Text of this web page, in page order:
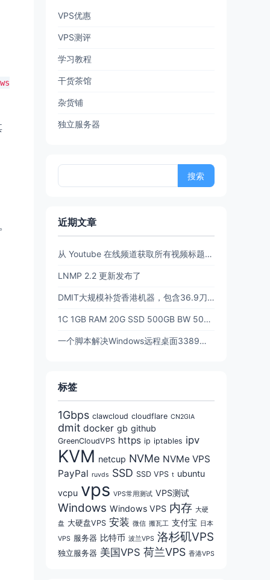
VPS优惠
VPS测评
学习教程
干货茶馆
杂货铺
独立服务器
近期文章
从 Youtube 在线频道获取所有视频标题和链接 (URL)【20260702亲测有效】
LNMP 2.2 更新发布了
DMIT大规模补货香港机器，包含36.9刀的t1年付香港！！
1C 1GB RAM 20G SSD 500GB BW 500Mbps 三网CN2GIA回程优化线路 $39.9/年 - DMIT
一个脚本解决Windows远程桌面3389端口更改，防止被扫描，提高安全性(含防火墙放行)
标签
1Gbps clawcloud cloudflare CN2GIA
dmit docker gb github
GreenCloudVPS https ip iptables ipv
KVM netcup NVMe NVMe VPS
PayPal ruvds SSD SSD VPS t ubuntu
vcpu vps VPS常用测试 VPS测试
Windows Windows VPS 内存 大硬
盘 大硬盘VPS 安装 微信 搬瓦工 支付宝 日本
VPS 服务器 比特币 波兰VPS 洛杉矶VPS
独立服务器 美国VPS 荷兰VPS 香港VPS